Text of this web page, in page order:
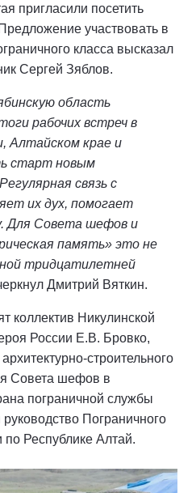
пригласили посетить
участвовать в
класса высказал
Сергей Зяблов.
область
рабочих встреч в
Алтайском крае и
старт новым
связь с
их дух, помогает
Для Совета шефов и
память» это не
тридцатилетней
Дмитрий Вяткин.
коллектив Никулинской
России Е.В. Бровко,
строительного
Совета шефов в
пограничной службы
Пограничного
Республике Алтай.